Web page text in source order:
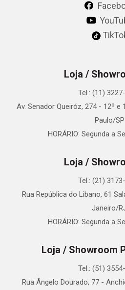
Loja /
Tel.: (11)
Av. Senador Queiróz, 274 - 12º e
Paulo/SP
HORÁRIO: Segunda a
Loja /
Tel.: (21)
Rua República do Libano, 61
Janeiro/
HORÁRIO: Segunda a
Loja / Showroom
Tel.: (51)
Rua Ângelo Dourado, 77 -